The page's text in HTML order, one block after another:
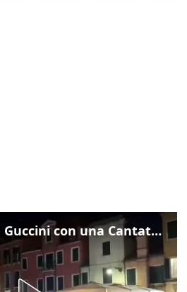
Venezia omaggia Guccini con una Cantata Anarchica in campo Santa Margherita